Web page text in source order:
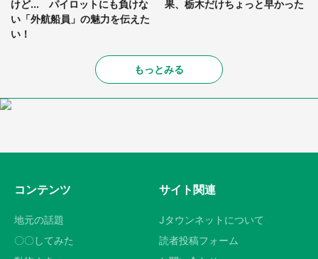
けど... パイロットにも負けな
い「外航船員」の魅力を伝えた
い！
果、栃木だけちょっと早かった
もっとみる
コンテンツ
地元の話題
〇〇してみた
サイト関連
Jタウンネットについて
読者投稿フォーム